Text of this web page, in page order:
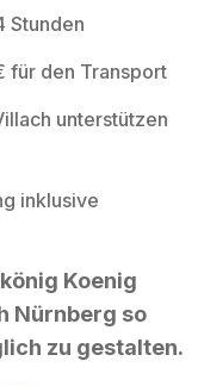
Stunden
für den Transport
unterstützen
inklusive
Koenig
Nürnberg so
zu gestalten.